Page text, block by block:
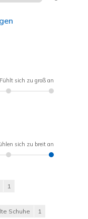
Fühlt sich zu groß an
sich zu breit an
1
Schuhe 1